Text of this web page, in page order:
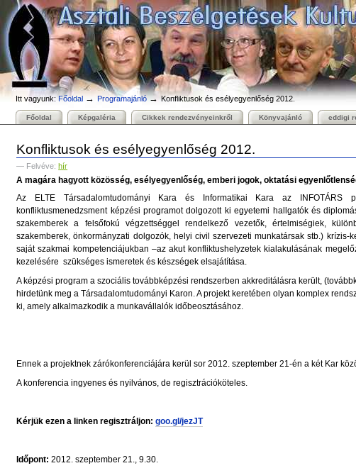
Tovább
tartalomhoz
Ugrás
navigációhoz
Személyes
eszközök
Itt vagyunk: Főoldal →Programajánló →Konfliktusok és esélyegyenlőség 2012.
Bekezdések
Főoldal Képgaléria Cikkek rendezvényeinkről Könyvajánló eddigi
Konfliktusok és esélyegyenlőség 2012.
— Felvéve:hír
A magára hagyott közösség, esélyegyenlőség, emberi jogok, oktatási
Az ELTE Társadalomtudományi Kara és Informatikai Kara az INFOTÁRS
konfliktusmenedzsment képzési programot dolgozott ki egyetemi hallgatók és
szakemberek a felsőfokú végzettséggel rendelkező vezetők, értelmiségiek,
szakemberek, önkormányzati dolgozók, helyi civil szervezeti munkatársak stb.)
saját szakmai kompetenciájukban –az akut konfliktushelyzetek kialakulásának
kezelésére szükséges ismeretek és készségek elsajátítása.
A képzési program a szociális továbbképzési rendszerben akkreditálásra került,
hirdetünk meg a Társadalomtudományi Karon. A projekt keretében olyan komplex
ki, amely alkalmazkodik a munkavállalók időbeosztásához.
Ennek a projektnek zárókonferenciájára kerül sor 2012. szeptember 21-én a két Kar
A konferencia ingyenes és nyilvános, de regisztrációköteles.
Kérjük ezen a linken regisztráljon:goo.gl/jezJT
Időpont: 2012. szeptember 21., 9.30.